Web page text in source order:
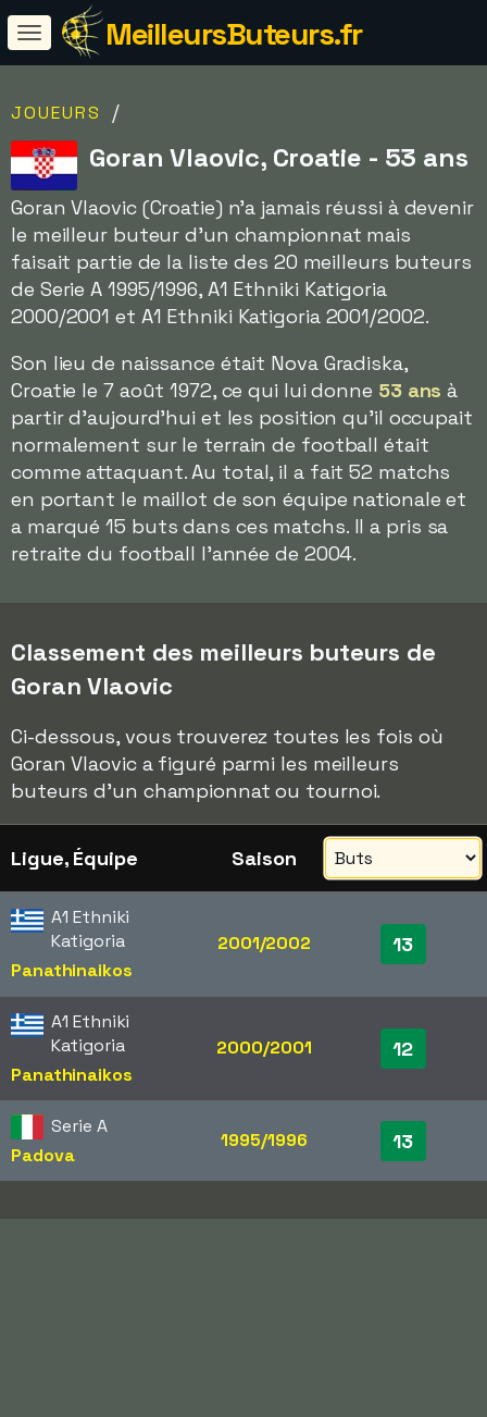
MeilleursButeurs.fr
JOUEURS /
Goran Vlaovic, Croatie - 53 ans
Goran Vlaovic (Croatie) n'a jamais réussi à devenir
le meilleur buteur d'un championnat mais
faisait partie de la liste des 20 meilleurs buteurs
de Serie A 1995/1996, A1 Ethniki Katigoria
2000/2001 et A1 Ethniki Katigoria 2001/2002.
Son lieu de naissance était Nova Gradiska,
Croatie le 7 août 1972, ce qui lui donne 53 ans à
partir d'aujourd'hui et les position qu'il occupait
normalement sur le terrain de football était
comme attaquant. Au total, il a fait 52 matchs
en portant le maillot de son équipe nationale et
a marqué 15 buts dans ces matchs. Il a pris sa
retraite du football l'année de 2004.
Classement des meilleurs buteurs de
Goran Vlaovic
Ci-dessous, vous trouverez toutes les fois où
Goran Vlaovic a figuré parmi les meilleurs
buteurs d'un championnat ou tournoi.
Ligue, Équipe Saison
A1 Ethniki
Katigoria
Panathinaikos
2001/2002 13
A1 Ethniki
Katigoria
Panathinaikos
2000/2001 12
Serie A
Padova
1995/1996 13